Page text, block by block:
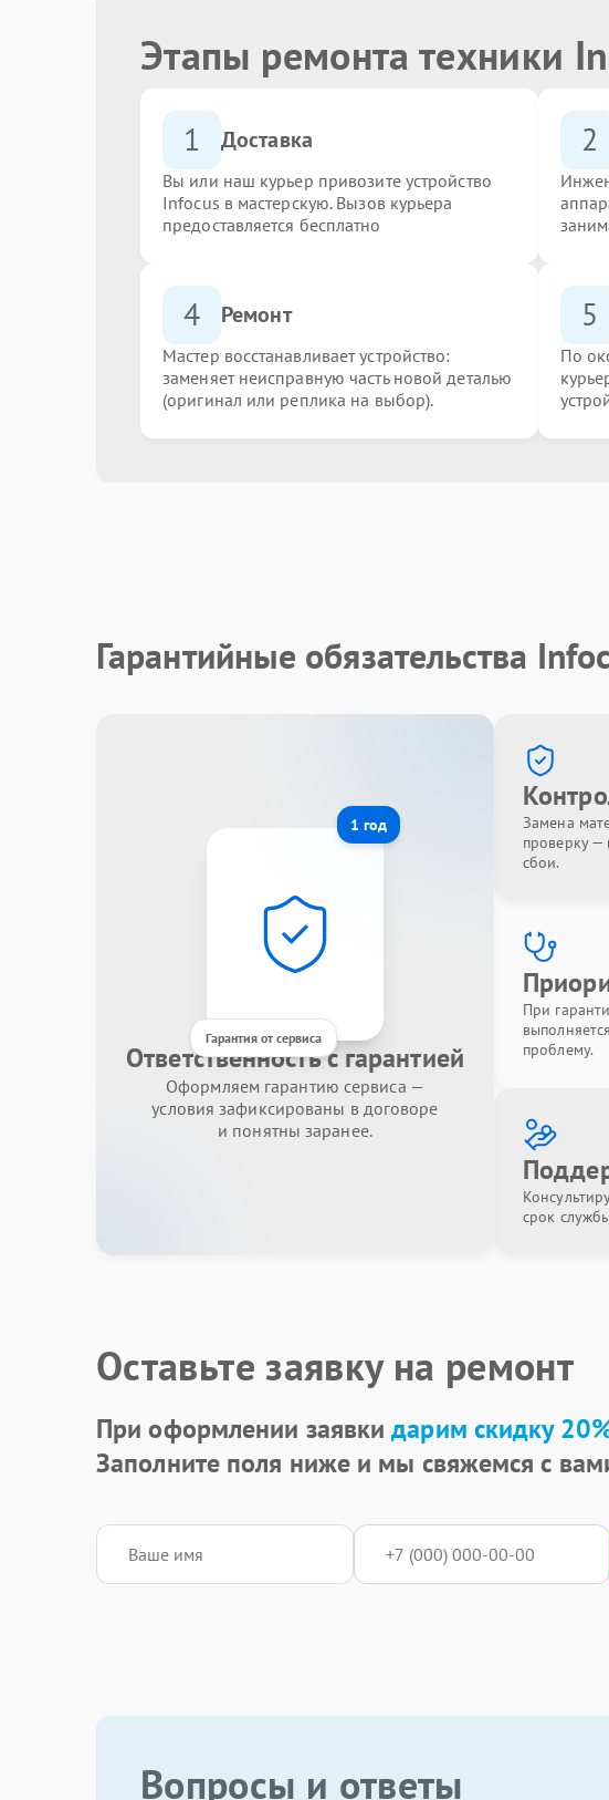
Этапы ремонта техники
1 Доставка
Вы или наш курьер привозите устройство
Infocus в мастерскую. Вызов курьера
предоставляется бесплатно
2
4 Ремонт
Мастер восстанавливает устройство:
заменяет неисправную часть новой деталью
(оригинал или реплика на выбор).
5
По
Гарантийные обязательства
1 год
Гарантия от сервиса
Ответственность с гарантией
Оформляем гарантию сервиса —
условия зафиксированы в договоре
и понятны заранее.
Замена
проверку —
сбои.
При
проблему.
срок
Оставьте заявку на ремонт
При оформлении заявкидарим скидку
Заполните поля ниже и мы свяжемся с
Вопросы и ответы